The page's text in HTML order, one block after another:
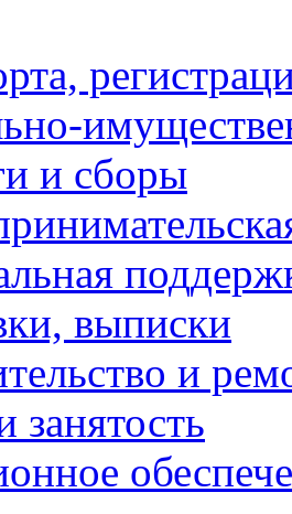
и сборы
выписки
и
занятость